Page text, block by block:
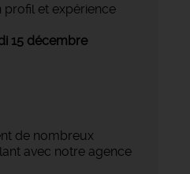
profil et expérience
15 décembre
de nombreux
avec notre agence